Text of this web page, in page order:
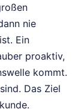
nie
Ein
proaktiv,
kommt.
Das Ziel